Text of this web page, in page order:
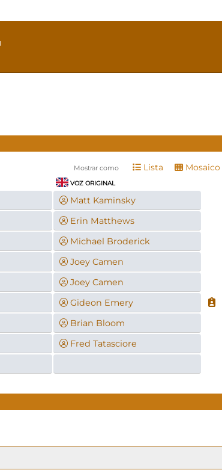
Mostrar como Lista Mosaico
VOZ ORIGINAL
Matt Kaminsky
Erin Matthews
Michael Broderick
Joey Camen
Joey Camen
Gideon Emery
Brian Bloom
Fred Tatasciore